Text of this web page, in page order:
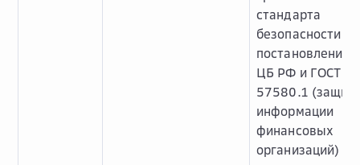
стандарта
безопасности
постановления
ЦБ РФ и ГОСТ
57580.1
информации
финансовых
организаций)